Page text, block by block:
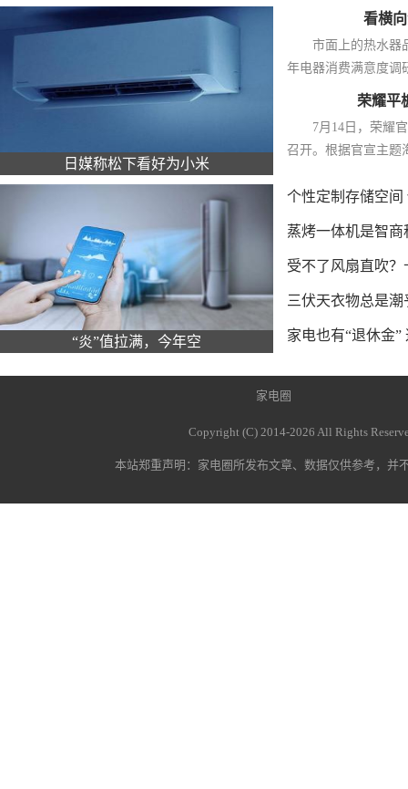
日媒称松下看好为小米
“炎”值拉满，今年空
看横
市面上的热水器
年电器消费满意度调
荣耀平
7月14日，荣耀
召开。根据官宣主题
个性定制存储空间
蒸烤一体机是智商
受不了风扇直吹
三伏天衣物总是
家电也有“退休金”
家电圈
Copyright (C) 2014-2026 All Rights
本站郑重声明： 家电圈所发布文章、数据仅供参考，并